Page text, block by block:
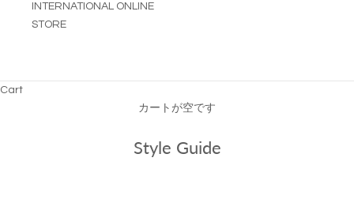
INTERNATIONAL ONLINE
STORE
Cart
カートが空です
Style Guide